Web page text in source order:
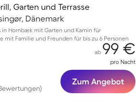
Garten und Terrasse
Dänemark
in Hornbæk mit Garten und Kamin für
mit Familie und Freunden für bis zu 6 Personen
ab 99 €
pro Nacht
Zum Angebot